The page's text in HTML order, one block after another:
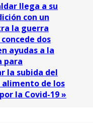
llega a su
con un
la guerra
dos
ayudas a la
para
la subida del
alimento de los
la Covid-19 »